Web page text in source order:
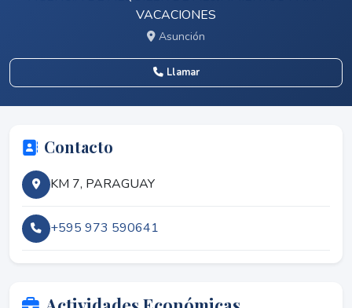
VACACIONES
Asunción
Llamar
Contacto
KM 7, PARAGUAY
+595 973 590641